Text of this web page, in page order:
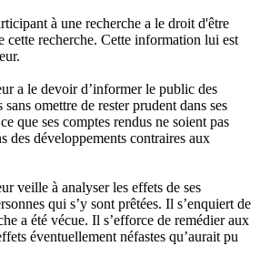
à une recherche a le droit d'être
cette recherche. Cette information lui est
a le devoir d’informer le public des
sans omettre de rester prudent dans ses
que ses comptes rendus ne soient pas
des développements contraires aux
veille à analyser les effets de ses
qui s’y sont prêtées. Il s’enquiert de
a été vécue. Il s’efforce de remédier aux
éventuellement néfastes qu’aurait pu